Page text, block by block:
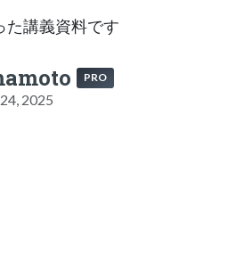
た講義資料です
PRO
2025